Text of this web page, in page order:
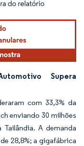
Supera
com 33,3% da
enviando 30 milhões
A demanda
28,8%; a gigafábrica